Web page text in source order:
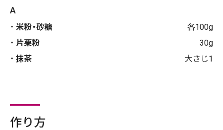
A
米粉・砂糖
各100g
片栗粉
30g
抹茶
大さじ1
作り方